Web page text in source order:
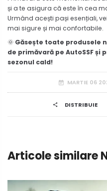
și a te asigura că este în cea
Urmând acești pași esențiali,
mai sigure și mai confortabile.
🌞 Găsește toate produsele
de primăvară pe AutoSSF
sezonul cald!
MARTIE 06
DISTRIBUIE
Articole similare